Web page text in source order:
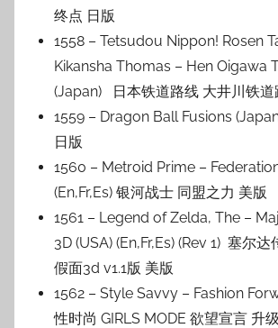
终点 日版
1558 – Tetsudou Nippon! Rosen
Kikansha Thomas – Hen Oigawa
(Japan) 日本铁道路线 大井川铁道
1559 – Dragon Ball Fusions
日版
1560 – Metroid Prime –
(En,Fr,Es) 银河战士 同盟之力 美版
1561 – Legend of Zelda, The –
3D (USA) (En,Fr,Es) (Rev 1) 塞尔
假面3d v1.1版 美版
1562 – Style Savvy – Fashion
性时尚 GIRLS MODE 欲望宣言 升